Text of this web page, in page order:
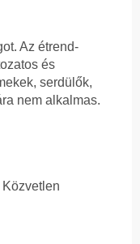
Az étrend-
és
serdülők,
nem alkalmas.